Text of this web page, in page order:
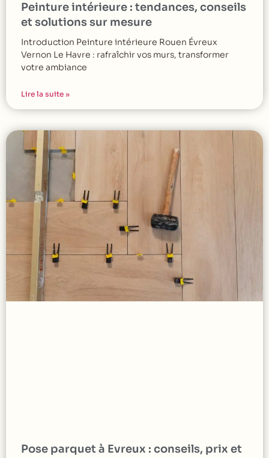
Peinture intérieure : tendances, conseils
et solutions sur mesure
Introduction Peinture intérieure Rouen Évreux
Vernon Le Havre : rafraîchir vos murs, transformer
votre ambiance
Lire la suite »
Pose parquet à Evreux : conseils, prix et